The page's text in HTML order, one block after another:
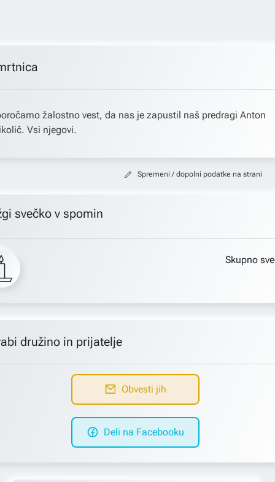
žalostno vest, da nas je zapustil naš predragi Anton
Vsi njegovi.
Spremeni / dopolni podatke na strani
svečko v spomin
Skupno
družino in prijatelje
Obvesti jih
Deli na Facebooku